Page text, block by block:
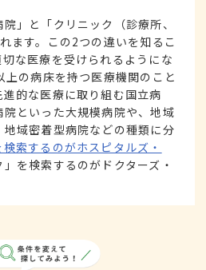
」と「クリニック（診療所、
ます。この2つの違いを知るこ
な医療を受けられるようにな
上の病床を持つ医療機関のこと
的な医療に取り組む国立病
といった大規模病院や、地域
域密着型病院などの種類に分
検索するのがホスピタルズ・
を検索するのがドクターズ・